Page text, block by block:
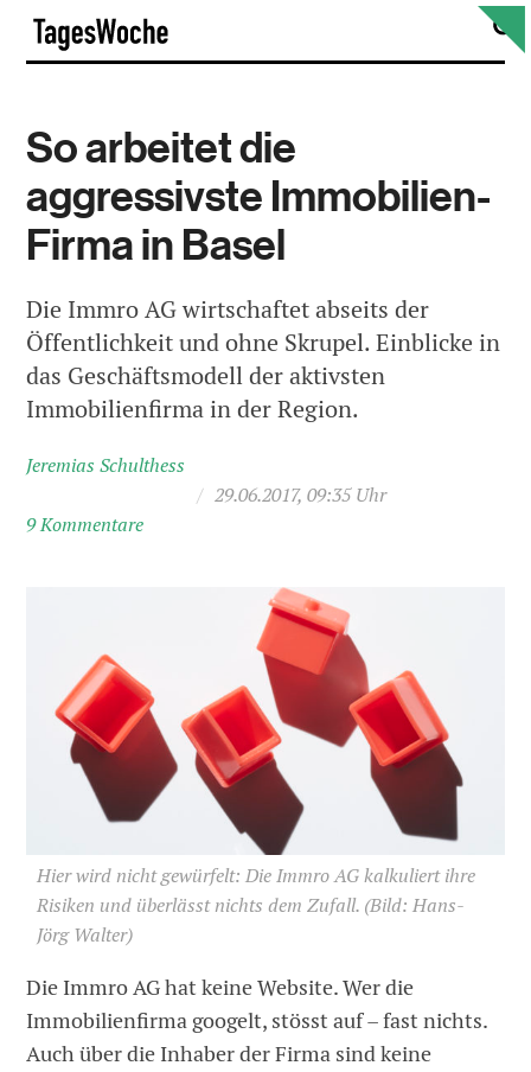
Skip
content
So arbeitet die
aggressivste Immobilien-
Firma in Basel
Die Immro AG wirtschaftet abseits der
Öffentlichkeit und ohne Skrupel. Einblicke in
das Geschäftsmodell der aktivsten
Immobilienfirma in der Region.
Jeremias Schulthess
/ 29.06.2017, 09:35 Uhr
9 Kommentare
Hier wird nicht gewürfelt: Die Immro AG kalkuliert ihre
Risiken und überlässt nichts dem Zufall. (Bild: Hans-
Jörg Walter)
Die Immro AG hat keine Website. Wer die
Immobilienfirma googelt, stösst auf – fast nichts.
Auch über die Inhaber der Firma sind keine